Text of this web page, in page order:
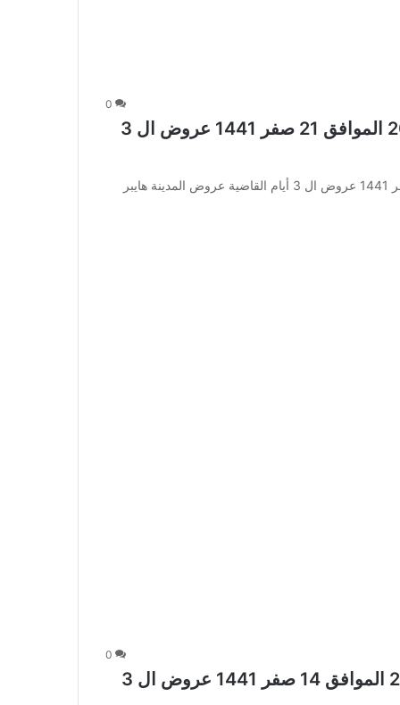
0
عروض المدينة هايبر اليوم 20 أكتوبر 2019 الموافق 21 صفر 1441 عروض ال 3
عروض المدينة هايبر اليوم 20 أكتوبر 2019 الموافق 21 صفر 1441 عروض ال 3 أيام القاضية عروض المدينة هايبر
0
عروض المدينة هايبر اليوم 13 أكتوبر 2019 الموافق 14 صفر 1441 عروض ال 3